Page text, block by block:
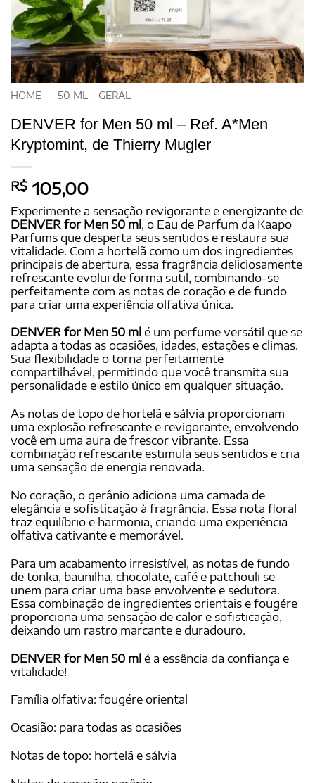
HOME - 50 ML - GERAL
DENVER for Men 50 ml – Ref. A*Men
Kryptomint, de Thierry Mugler
R$ 105,00
Experimente a sensação revigorante e energizante de
DENVER for Men 50 ml, o Eau de Parfum da Kaapo
Parfums que desperta seus sentidos e restaura sua
vitalidade. Com a hortelã como um dos ingredientes
principais de abertura, essa fragrância deliciosamente
refrescante evolui de forma sutil, combinando-se
perfeitamente com as notas de coração e de fundo
para criar uma experiência olfativa única.
DENVER for Men 50 ml é um perfume versátil que se
adapta a todas as ocasiões, idades, estações e climas.
Sua flexibilidade o torna perfeitamente
compartilhável, permitindo que você transmita sua
personalidade e estilo único em qualquer situação.
As notas de topo de hortelã e sálvia proporcionam
uma explosão refrescante e revigorante, envolvendo
você em uma aura de frescor vibrante. Essa
combinação refrescante estimula seus sentidos e cria
uma sensação de energia renovada.
No coração, o gerânio adiciona uma camada de
elegância e sofisticação à fragrância. Essa nota floral
traz equilíbrio e harmonia, criando uma experiência
olfativa cativante e memorável.
Para um acabamento irresistível, as notas de fundo
de tonka, baunilha, chocolate, café e patchouli se
unem para criar uma base envolvente e sedutora.
Essa combinação de ingredientes orientais e fougére
proporciona uma sensação de calor e sofisticação,
deixando um rastro marcante e duradouro.
DENVER for Men 50 ml é a essência da confiança e
vitalidade!
Família olfativa: fougére oriental
Ocasião: para todas as ocasiões
Notas de topo: hortelã e sálvia